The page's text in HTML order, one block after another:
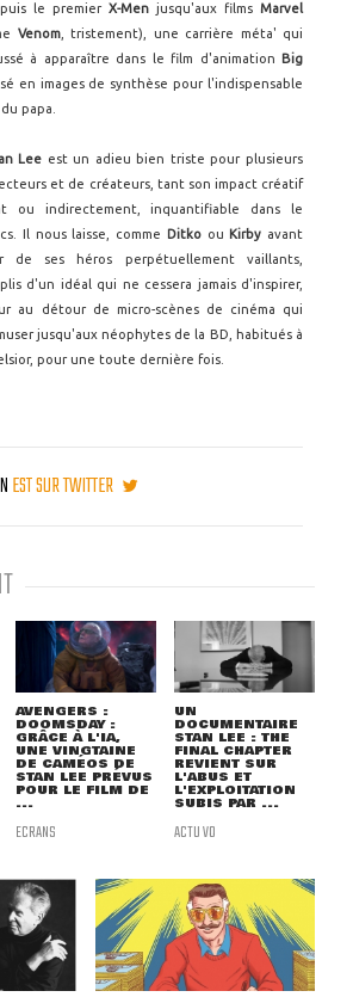
le premier X-Men jusqu'aux films Marvel
Venom, tristement), une carrière méta' qui
à apparaître dans le film d'animation Big
en images de synthèse pour l'indispensable
papa.
Lee est un adieu bien triste pour plusieurs
et de créateurs, tant son impact créatif
ou indirectement, inquantifiable dans le
Il nous laisse, comme Ditkoou Kirby avant
de ses héros perpétuellement vaillants,
d'un idéal qui ne cessera jamais d'inspirer,
au détour de micro-scènes de cinéma qui
jusqu'aux néophytes de la BD, habitués à
pour une toute dernière fois.
EST SUR TWITTER
AVENGERS :
DOOMSDAY :
GRÂCE À L'IA,
UNE VINGTAINE
DE CAMÉOS DE
STAN LEE PRÉVUS
POUR LE FILM DE
...
ECRANS
UN
DOCUMENTAIRE
STAN LEE : THE
FINAL CHAPTER
REVIENT SUR
L'ABUS ET
L'EXPLOITATION
SUBIS PAR ...
ACTU VO